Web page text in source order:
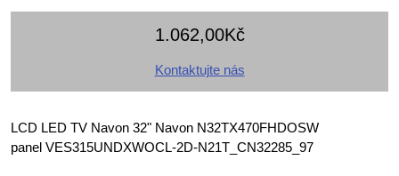
1.062,00Kč
Kontaktujte nás
LCD LED TV Navon 32" Navon N32TX470FHDOSW
panel VES315UNDXWOCL-2D-N21T_CN32285_97